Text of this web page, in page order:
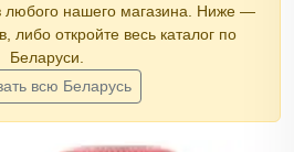
любого нашего магазина. Ниже —
либо откройте весь каталог по
Беларуси.
всю Беларусь